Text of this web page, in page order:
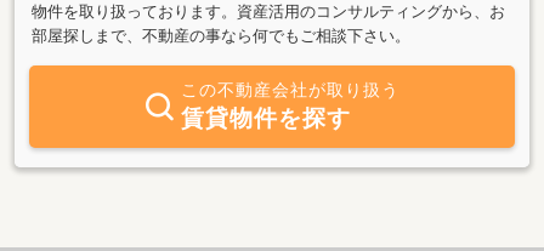
物件を取り扱っております。資産活用のコンサルティングから、お
部屋探しまで、不動産の事なら何でもご相談下さい。
この不動産会社が取り扱う
賃貸物件を探す